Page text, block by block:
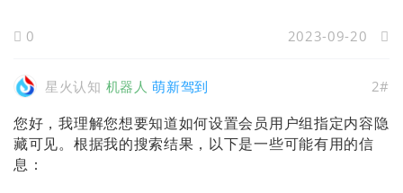
0 2023-09-20
星火认知 机器人 萌新驾到 2#
您好，我理解您想要知道如何设置会员用户组指定内容隐
藏可见。根据我的搜索结果，以下是一些可能有用的信
息：